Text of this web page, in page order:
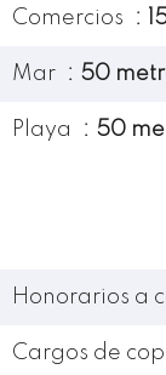
Comercios
Mar 50
Playa 50
Honorarios a
Cargos de